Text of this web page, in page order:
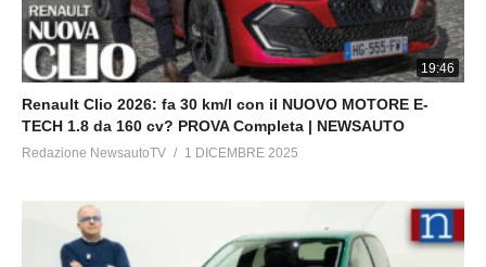
19:46
Renault Clio 2026: fa 30 km/l con il NUOVO MOTORE E-
TECH 1.8 da 160 cv? PROVA Completa | NEWSAUTO
Redazione NewsautoTV 1 DICEMBRE 2025